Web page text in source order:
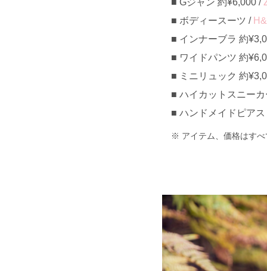
Gジャン 約¥6,000 /
ボディースーツ /
インナーブラ 約
ワイドパンツ 約
ミニリュック 約
ハイカットスニー
ハンドメイドピア
アイテム、価格はす